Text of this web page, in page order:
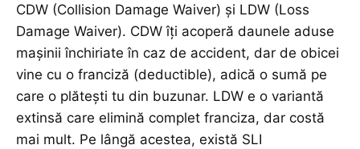
CDW (Collision Damage Waiver) și LDW (Loss
Damage Waiver). CDW îți acoperă daunele aduse
mașinii închiriate în caz de accident, dar de obicei
vine cu o franciză (deductible), adică o sumă pe
care o plătești tu din buzunar. LDW e o variantă
extinsă care elimină complet franciza, dar costă
mai mult. Pe lângă acestea, există SLI